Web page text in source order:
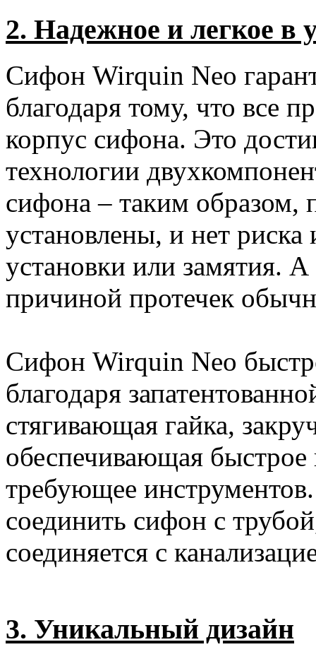
2. Надежное и легкое в
Сифон Wirquin Neo
благодаря тому, что все
корпус сифона. Это
технологии
сифона – таким образом,
установлены, и нет
установки или замятия.
причиной протечек
Сифон Wirquin Neo
благодаря
стягивающая гайка,
обеспечивающая быстрое
требующее
соединить сифон с
соединяется с
3. Уникальный дизайн